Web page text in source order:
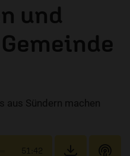
und
aus Sündern machen
51:42